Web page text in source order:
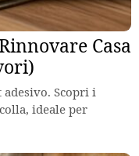
Casa
Scopri i
ideale per